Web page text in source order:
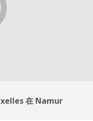
在 Namur